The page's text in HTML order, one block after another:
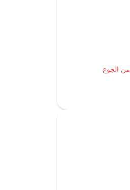
الجوع